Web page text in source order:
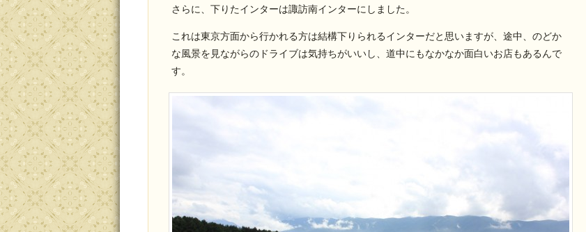
さらに、下りたインターは諏訪南インターにしました。
これは東京方面から行かれる方は結構下りられるインターだと思いますが、途中、のどか
な風景を見ながらのドライブは気持ちがいいし、道中にもなかなか面白いお店もあるんで
す。